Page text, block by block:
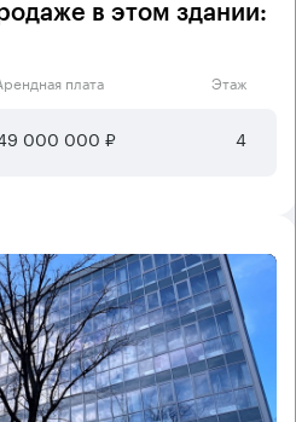
в этом здании:
плата Этаж
000 000 ₽ 4